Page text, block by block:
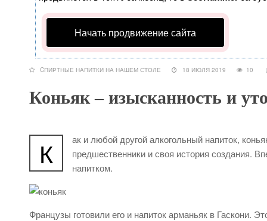
Начать продвижение сайта
CПИРТНЫЕ НАПИТКИ НА НАШЕМ СТОЛЕ 18 ИЮЛЯ 2019 10
Коньяк – изысканность и
К
ак и любой другой алкогольный напиток,
предшественники и своя история создания.
напитком.
Французы готовили его и напиток арманьяк в Гаскони.